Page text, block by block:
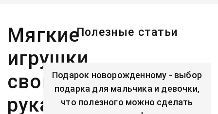
Мягкие
игрушки
своими
руками
Полезные статьи
Подарок новорожденному - выбор
подарка для мальчика и девочки,
что полезного можно сделать